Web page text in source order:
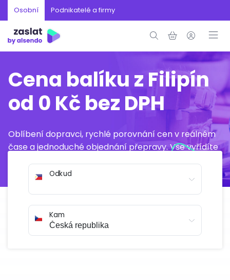
Osobní Podnikatelé a firmy
Cena balíku z Filipín
od 0 Kč bez DPH
Oblíbení dopravci, rychlé porovnání cen v reálném
čase a jednoduché objednání přepravy. Vše vyřídíte
Odkud
Kam